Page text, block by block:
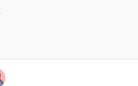
次升另一种不相关的。虽说最后都是要
那么6本时候实验室就优先把胖子、法师